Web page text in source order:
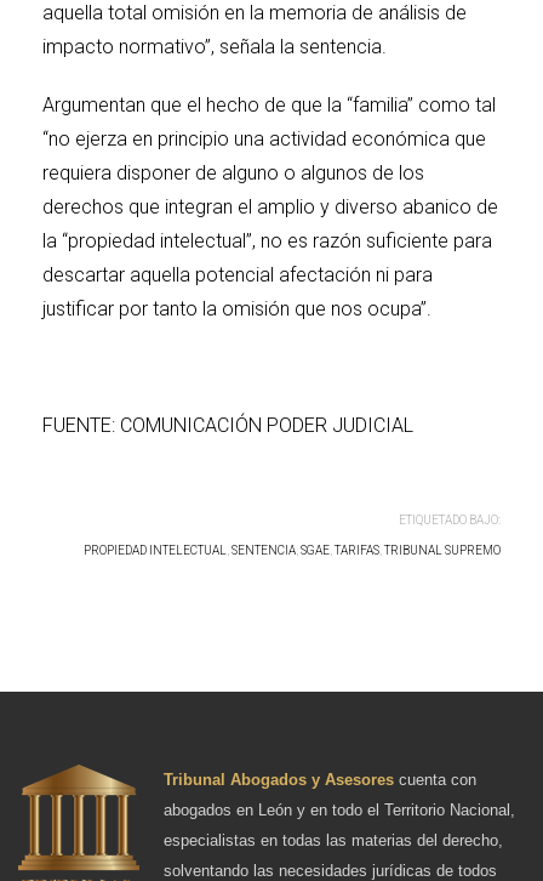
aquella total omisión en la memoria de análisis de
impacto normativo”, señala la sentencia.
Argumentan que el hecho de que la “familia” como tal
“no ejerza en principio una actividad económica que
requiera disponer de alguno o algunos de los
derechos que integran el amplio y diverso abanico de
la “propiedad intelectual”, no es razón suficiente para
descartar aquella potencial afectación ni para
justificar por tanto la omisión que nos ocupa”.
FUENTE: COMUNICACIÓN PODER JUDICIAL
ETIQUETADO BAJO:
PROPIEDAD INTELECTUAL SENTENCIA SGAE ,TARIFAS ,TRIBUNAL SUPREMO
Tribunal Abogados y Asesores cuenta con
abogados en León y en todo el Territorio Nacional,
especialistas en todas las materias del derecho,
solventando las necesidades jurídicas de todos